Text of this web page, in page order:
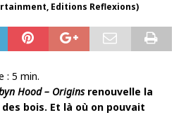
Editions Reflexions)
: 5 min.
Hood – Originsrenouvelle la
bois. Et là où on pouvait